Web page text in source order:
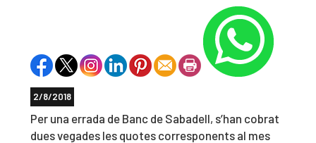
2/8/2018
Per una errada de Banc de Sabadell, s’han cobrat
dues vegades les quotes corresponents al mes